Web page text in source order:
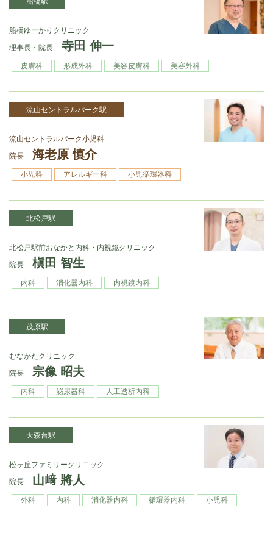
船橋ゆーかりクリニック
理事長・院長
寺田 伸一
皮膚科 形成外科 美容皮膚科 美容外科
流山セントラルパーク駅
流山セントラルパーク小児科
院長
海老原 慎介
小児科 アレルギー科 小児循環器科
北松戸駅
北松戸駅前おなかと内科・内視鏡クリニック
院長
槇田 智生
内科 消化器内科 内視鏡内科
茂原駅
むなかたクリニック
院長
宗像 昭夫
内科 泌尿器科 人工透析内科
大森台駅
松ヶ丘ファミリークリニック
院長
山﨑 將人
外科 内科 消化器内科 循環器内科 小児科